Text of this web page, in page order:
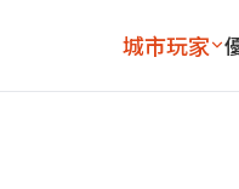
城市玩家